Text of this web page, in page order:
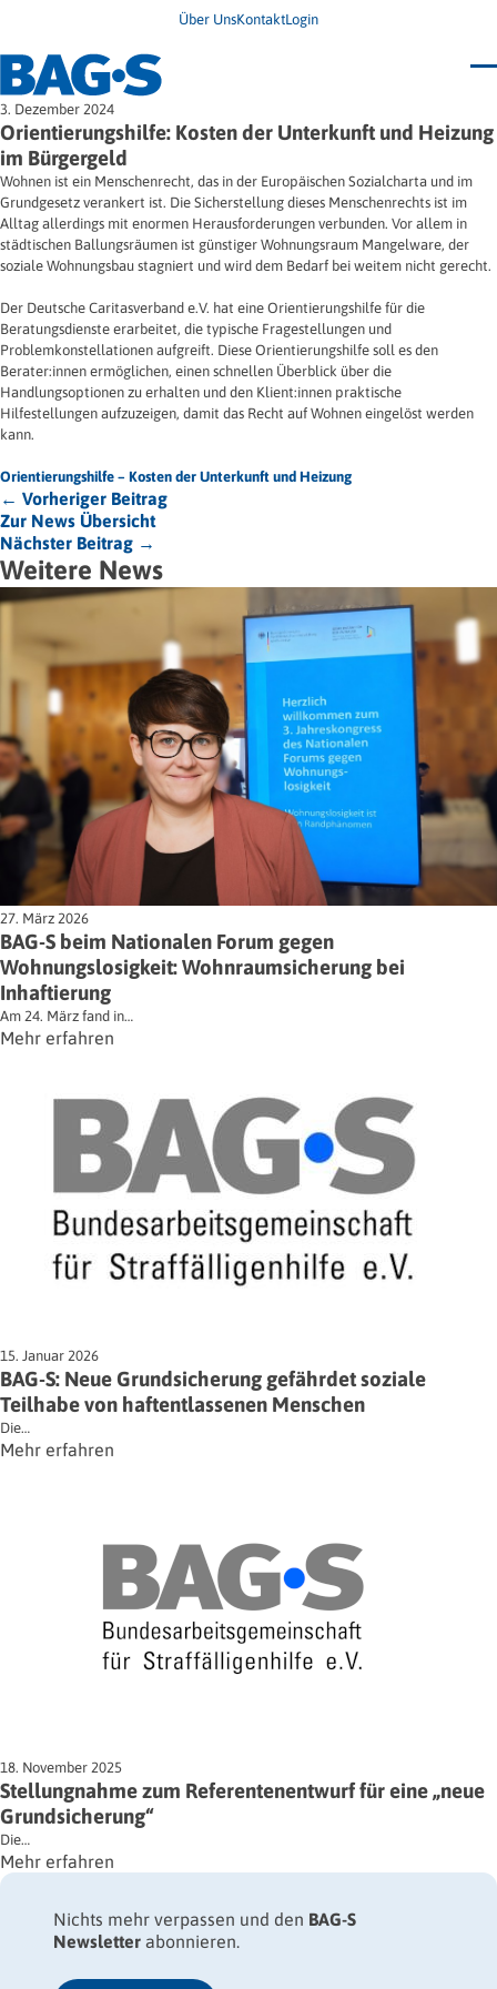
Über UnsKontaktLogin
Bundestagung 2026
Wo finde ich Hilfe?
News
Termine
Veröffentlichungen
Infodienst
Wegweiser
Jugendbroschüre
Impulse
Newsletter
Unsere Themen
Angehörige
Ersatzfreiheitsstrafe
Freie Straffälligenhilfe
Migration
Frauen
Wohnen
3. Dezember 2024
Orientierungshilfe: Kosten der Unterkunft und Heizung
im Bürgergeld
Wohnen ist ein Menschenrecht, das in der Europäischen Sozialcharta und im
Grundgesetz verankert ist. Die Sicherstellung dieses Menschenrechts ist im
Alltag allerdings mit enormen Herausforderungen verbunden. Vor allem in
städtischen Ballungsräumen ist günstiger Wohnungsraum Mangelware, der
soziale Wohnungsbau stagniert und wird dem Bedarf bei weitem nicht gerecht.
Der Deutsche Caritasverband e.V. hat eine Orientierungshilfe für die
Beratungsdienste erarbeitet, die typische Fragestellungen und
Problemkonstellationen aufgreift. Diese Orientierungshilfe soll es den
Berater:innen ermöglichen, einen schnellen Überblick über die
Handlungsoptionen zu erhalten und den Klient:innen praktische
Hilfestellungen aufzuzeigen, damit das Recht auf Wohnen eingelöst werden
kann.
Orientierungshilfe – Kosten der Unterkunft und Heizung
← Vorheriger Beitrag
Zur News Übersicht
Nächster Beitrag →
Weitere News
27. März 2026
BAG-S beim Nationalen Forum gegen
Wohnungslosigkeit: Wohnraumsicherung bei
Inhaftierung
Am 24. März fand in…
Mehr erfahren
15. Januar 2026
BAG-S: Neue Grundsicherung gefährdet soziale
Teilhabe von haftentlassenen Menschen
Die…
Mehr erfahren
18. November 2025
Stellungnahme zum Referentenentwurf für eine „neue
Grundsicherung“
Die…
Mehr erfahren
Nichts mehr verpassen und den BAG-S
Newsletter abonnieren.